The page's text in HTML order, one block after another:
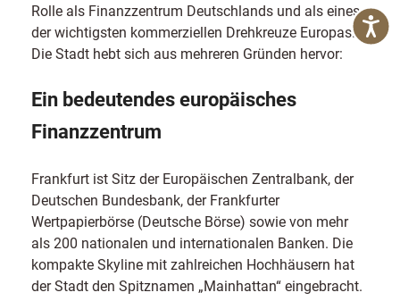
Rolle als Finanzzentrum Deutschlands und als eines
der wichtigsten kommerziellen Drehkreuze Europas.
Die Stadt hebt sich aus mehreren Gründen hervor:
Ein bedeutendes europäisches
Finanzzentrum
Frankfurt ist Sitz der Europäischen Zentralbank, der
Deutschen Bundesbank, der Frankfurter
Wertpapierbörse (Deutsche Börse) sowie von mehr
als 200 nationalen und internationalen Banken. Die
kompakte Skyline mit zahlreichen Hochhäusern hat
der Stadt den Spitznamen „Mainhattan“ eingebracht.